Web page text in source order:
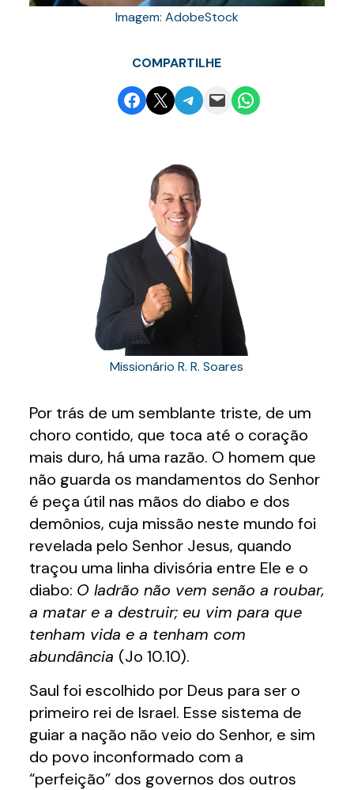
Imagem: AdobeStock
COMPARTILHE
Share on Facebook
Email this PageShare on Telegram
Email this PageShare on WhatsApp
Missionário R. R. Soares
Por trás de um semblante triste, de um
choro contido, que toca até o coração
mais duro, há uma razão. O homem que
não guarda os mandamentos do Senhor
é peça útil nas mãos do diabo e dos
demônios, cuja missão neste mundo foi
revelada pelo Senhor Jesus, quando
traçou uma linha divisória entre Ele e o
diabo: O ladrão não vem senão a roubar,
a matar e a destruir; eu vim para que
tenham vida e a tenham com
abundância (Jo 10.10).
Saul foi escolhido por Deus para ser o
primeiro rei de Israel. Esse sistema de
guiar a nação não veio do Senhor, e sim
do povo inconformado com a
“perfeição” dos governos dos outros